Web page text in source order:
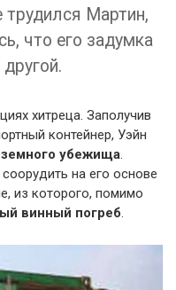
Мартин,
что его задумка
хитреца. Заполучив
контейнер, Уэйн
убежища.
на его основе
из которого, помимо
винный погреб.